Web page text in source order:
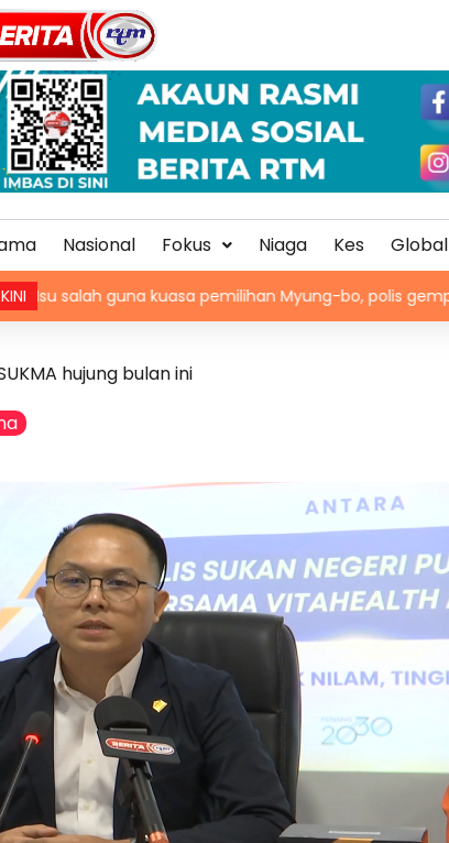
Nasional Fokus Niaga Kes Global
kuasa pemilihan Myung-bo, polis gempur pejabat KFA
hujung bulan ini